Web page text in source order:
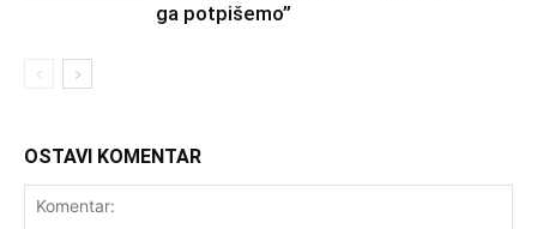
ga potpišemo”
OSTAVI KOMENTAR